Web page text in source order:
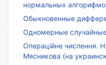
нормальных
Обыкновенные
Одномерные
Операційне числення.
Мясникова (на